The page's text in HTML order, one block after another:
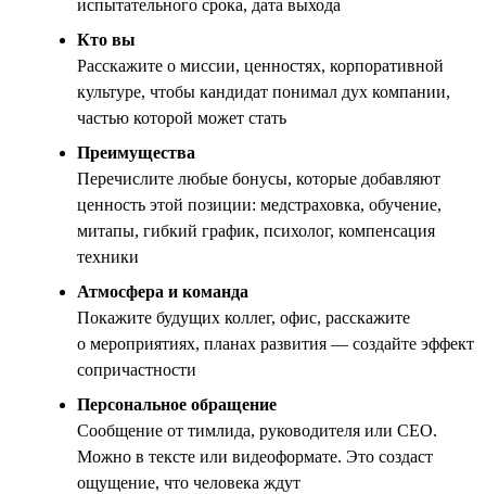
испытательного срока, дата выхода
Кто вы
Расскажите о миссии, ценностях, корпоративной
культуре, чтобы кандидат понимал дух компании,
частью которой может стать
Преимущества
Перечислите любые бонусы, которые добавляют
ценность этой позиции: медстраховка, обучение,
митапы, гибкий график, психолог, компенсация
техники
Атмосфера и команда
Покажите будущих коллег, офис, расскажите
о мероприятиях, планах развития — создайте эффект
сопричастности
Персональное обращение
Сообщение от тимлида, руководителя или CEO.
Можно в тексте или видеоформате. Это создаст
ощущение, что человека ждут